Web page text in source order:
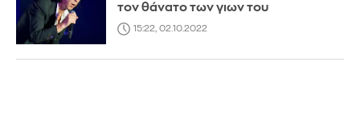
τον θάνατο των γιων του
15:22, 02.10.2022